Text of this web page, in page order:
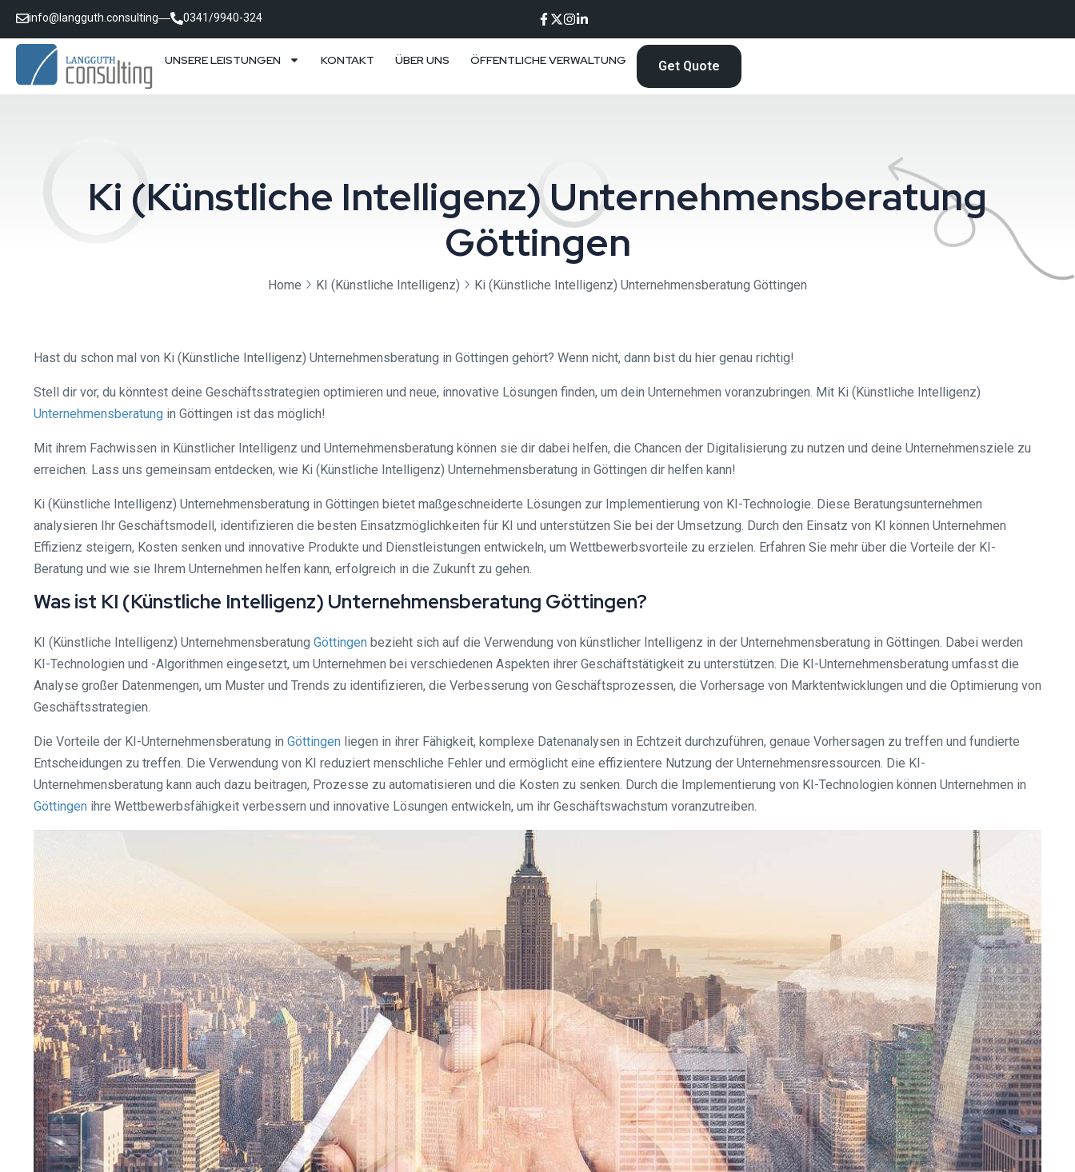
info@langguth.consulting 0341/9940-324
UNSERE LEISTUNGEN KONTAKT ÜBER UNS ÖFFENTLICHE VERWALTUNG Get Quote
Ki (Künstliche Intelligenz) Unternehmensberatung
Göttingen
Home KI (Künstliche Intelligenz) Ki (Künstliche Intelligenz) Unternehmensberatung Göttingen
Hast du schon mal von Ki (Künstliche Intelligenz) Unternehmensberatung in Göttingen gehört? Wenn nicht, dann bist du hier genau richtig!
Stell dir vor, du könntest deine Geschäftsstrategien optimieren und neue, innovative Lösungen finden, um dein Unternehmen voranzubringen. Mit Ki (Künstliche Intelligenz)
Unternehmensberatung in Göttingen ist das möglich!
Mit ihrem Fachwissen in Künstlicher Intelligenz und Unternehmensberatung können sie dir dabei helfen, die Chancen der Digitalisierung zu nutzen und deine Unternehmensziele zu
erreichen. Lass uns gemeinsam entdecken, wie Ki (Künstliche Intelligenz) Unternehmensberatung in Göttingen dir helfen kann!
Ki (Künstliche Intelligenz) Unternehmensberatung in Göttingen bietet maßgeschneiderte Lösungen zur Implementierung von KI-Technologie. Diese Beratungsunternehmen
analysieren Ihr Geschäftsmodell, identifizieren die besten Einsatzmöglichkeiten für KI und unterstützen Sie bei der Umsetzung. Durch den Einsatz von KI können Unternehmen
Effizienz steigern, Kosten senken und innovative Produkte und Dienstleistungen entwickeln, um Wettbewerbsvorteile zu erzielen. Erfahren Sie mehr über die Vorteile der KI-
Beratung und wie sie Ihrem Unternehmen helfen kann, erfolgreich in die Zukunft zu gehen.
Was ist KI (Künstliche Intelligenz) Unternehmensberatung Göttingen?
KI (Künstliche Intelligenz) Unternehmensberatung Göttingen bezieht sich auf die Verwendung von künstlicher Intelligenz in der Unternehmensberatung in Göttingen. Dabei werden
KI-Technologien und -Algorithmen eingesetzt, um Unternehmen bei verschiedenen Aspekten ihrer Geschäftstätigkeit zu unterstützen. Die KI-Unternehmensberatung umfasst die
Analyse großer Datenmengen, um Muster und Trends zu identifizieren, die Verbesserung von Geschäftsprozessen, die Vorhersage von Marktentwicklungen und die Optimierung von
Geschäftsstrategien.
Die Vorteile der KI-Unternehmensberatung in Göttingen liegen in ihrer Fähigkeit, komplexe Datenanalysen in Echtzeit durchzuführen, genaue Vorhersagen zu treffen und fundierte
Entscheidungen zu treffen. Die Verwendung von KI reduziert menschliche Fehler und ermöglicht eine effizientere Nutzung der Unternehmensressourcen. Die KI-
Unternehmensberatung kann auch dazu beitragen, Prozesse zu automatisieren und die Kosten zu senken. Durch die Implementierung von KI-Technologien können Unternehmen in
Göttingen ihre Wettbewerbsfähigkeit verbessern und innovative Lösungen entwickeln, um ihr Geschäftswachstum voranzutreiben.